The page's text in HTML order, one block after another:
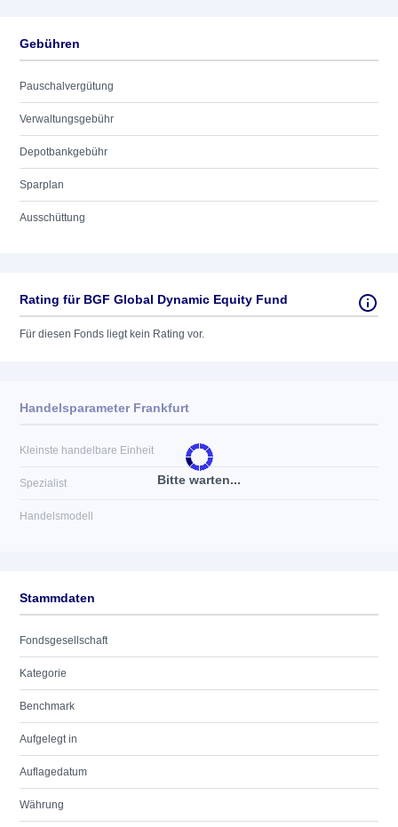
Gebühren
Pauschalvergütung
Verwaltungsgebühr
Depotbankgebühr
Sparplan
Ausschüttung
Rating für BGF Global Dynamic Equity Fund
Für diesen Fonds liegt kein Rating vor.
Bitte warten...
Handelsparameter Frankfurt
Kleinste handelbare Einheit
Spezialist
Handelsmodell
Stammdaten
Fondsgesellschaft
Kategorie
Benchmark
Aufgelegt in
Auflagedatum
Währung